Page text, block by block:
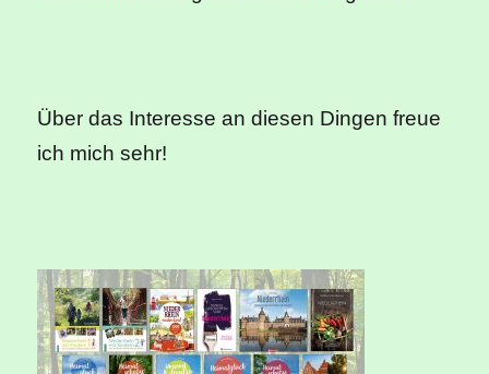
Über das Interesse an diesen Dingen freue
ich mich sehr!